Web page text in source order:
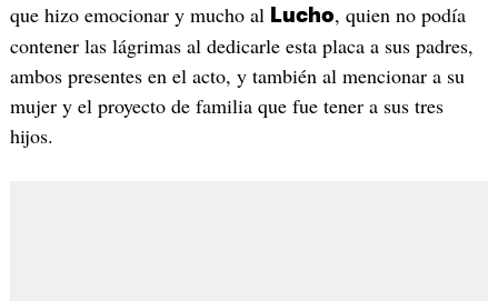
que hizo emocionar y mucho al Lucho, quien no podía
contener las lágrimas al dedicarle esta placa a sus padres,
ambos presentes en el acto, y también al mencionar a su
mujer y el proyecto de familia que fue tener a sus tres
hijos.